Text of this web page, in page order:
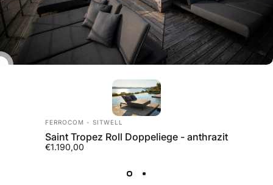
Anbieter:
FERROCOM - SITWELL
Saint Tropez Roll Doppeliege - anthrazit
€1.190,00